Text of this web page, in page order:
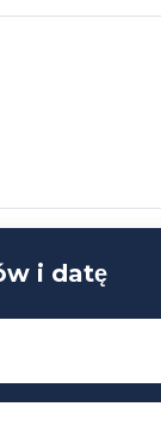
i datę